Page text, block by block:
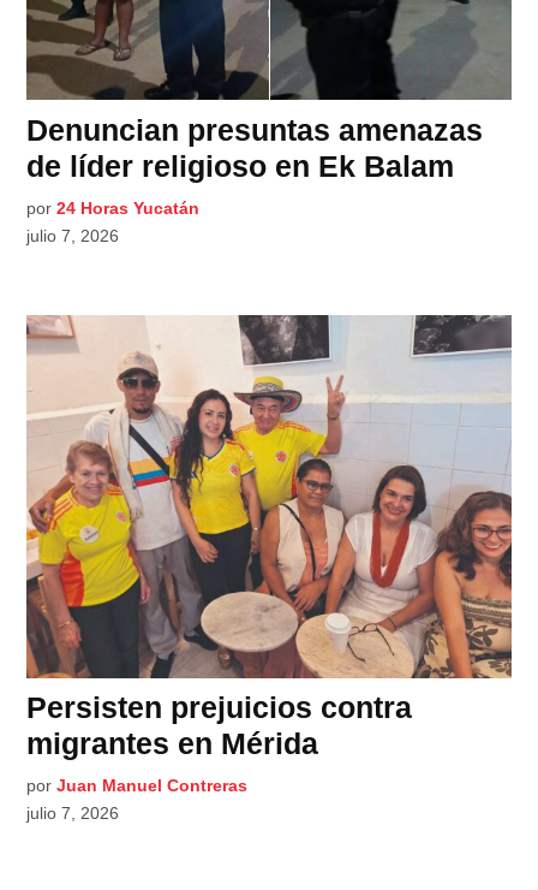
Denuncian presuntas amenazas
de líder religioso en Ek Balam
por 24 Horas Yucatán
julio 7, 2026
Persisten prejuicios contra
migrantes en Mérida
por Juan Manuel Contreras
julio 7, 2026